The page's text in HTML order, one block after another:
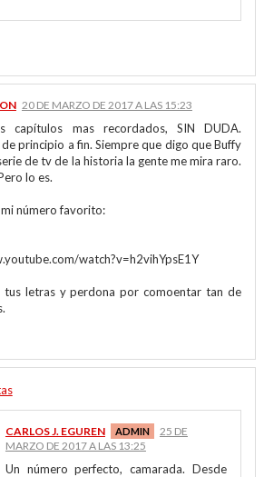
20 DE MARZO DE 2017 A LAS 15:23
capítulos mas recordados, SIN DUDA.
principio a fin. Siempre que digo que Buffy
de tv de la historia la gente me mira raro.
lo es.
número favorito:
watch?v=h2vihYpsE1Y
tus letras y perdona por comoentar tan de
CARLOS J. EGUREN
25 DE
MARZO DE 2017 A LAS 13:25
Un número perfecto, camarada. Desde